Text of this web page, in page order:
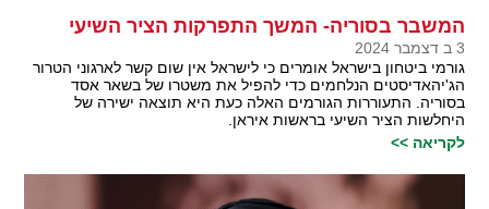
המשבר בסוריה- המשך התפרקות הציר השיעי
3 ב דצמבר 2024
גורמי ביטחון בישראל אומרים כי לישראל אין שום קשר לארגוני הטרור
הג'יהאדיסטים הנלחמים כדי להפיל את משטרו של בשאר אסד
בסוריה. התעוררות הגורמים האלה כעת היא תוצאה ישירה של
היחלשות הציר השיעי בראשות איראן.
לקריאה >>